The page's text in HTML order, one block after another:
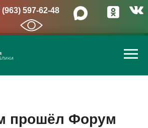
597-62-48
прошёл Форум